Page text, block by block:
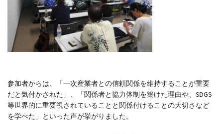
参加者からは、「一次産業者との信頼関係を維持することが重要
だと気付かされた」、「関係者と協力体制を築けた理由や、SDGS
等世界的に重要視されていることと関係付けることの大切さなど
を学べた」といった声が挙がりました。